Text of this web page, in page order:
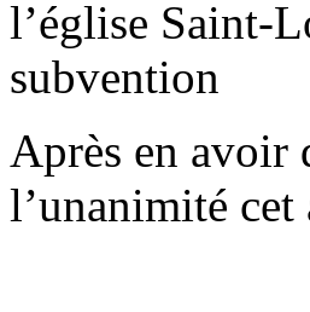
l’église Saint-
subvention
Après en avoir
l’unanimité